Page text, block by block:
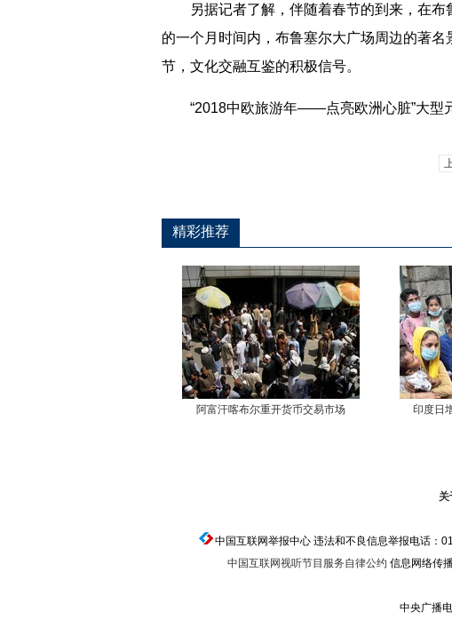
另据记者了解，伴随着春节的到来，在布
的一个月时间内，布鲁塞尔大广场周边的著
节，文化交融互鉴的积极信号。
“2018中欧旅游年——点亮欧洲心脏”大型元
精彩推荐
阿富汗喀布尔重开货币交易市场 印度日
关
中国互联网举报中心 违法和不良信息举报电话：
中国互联网视听节目服务自律公约 信息网络传
中央广播
返回顶端